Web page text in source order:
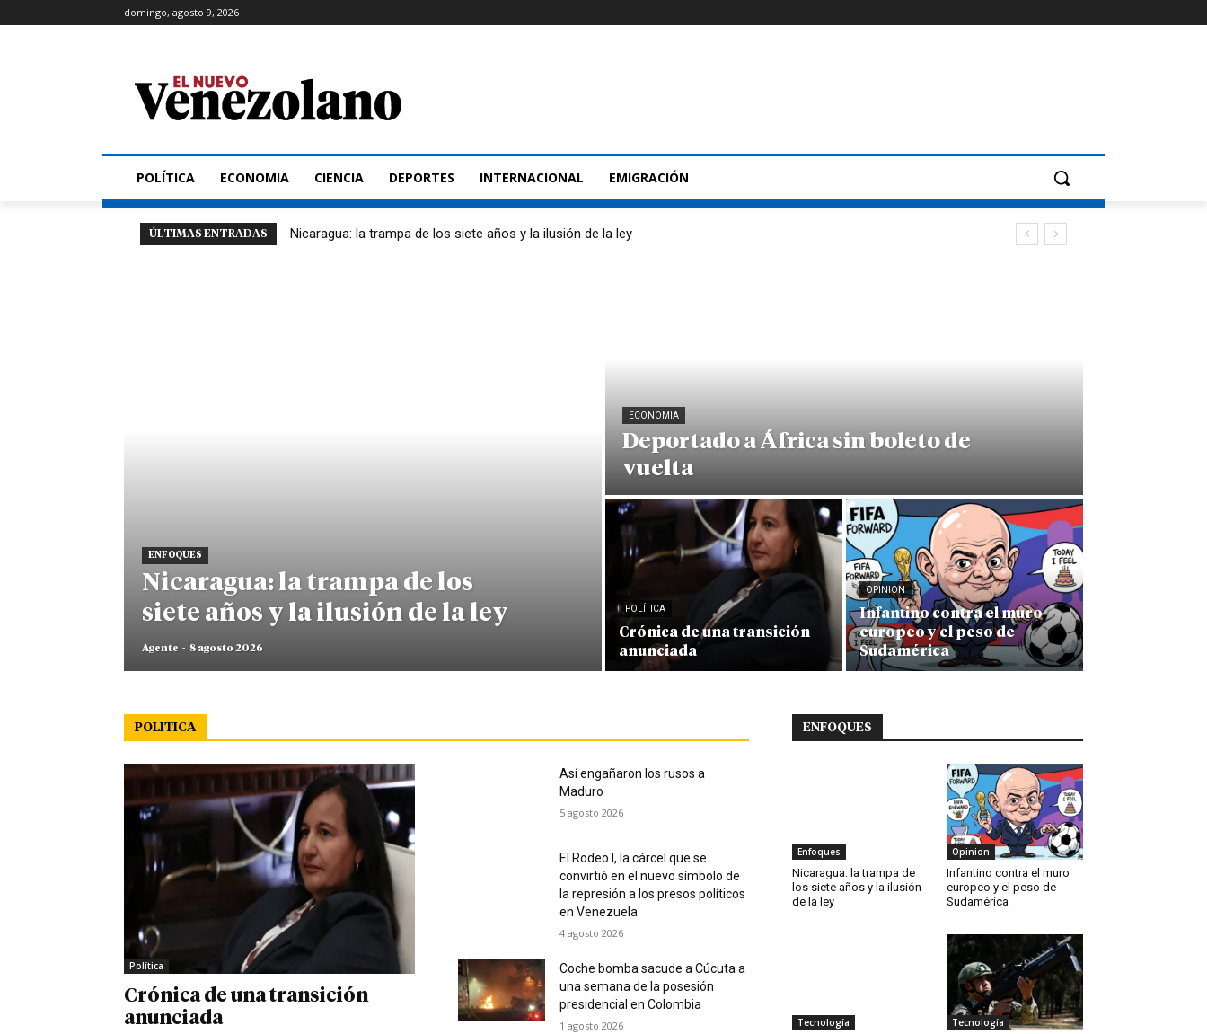
domingo, agosto 9, 2026
POLÍTICA ECONOMIA CIENCIA DEPORTES INTERNACIONAL EMIGRACIÓN
ÚLTIMAS ENTRADAS Nicaragua: la trampa de los siete años y la ilusión de la ley
ENFOQUES
Nicaragua: la trampa de los
siete años y la ilusión de la ley
Agente - 8 agosto 2026
ECONOMIA
Deportado a África sin boleto de
vuelta
POLÍTICA
Crónica de una transición
anunciada
OPINION
Infantino contra el muro
europeo y el peso de
Sudamérica
POLITICA
Política
Crónica de una transición
anunciada
Así engañaron los rusos a
Maduro
5 agosto 2026
El Rodeo I, la cárcel que se
convirtió en el nuevo símbolo de
la represión a los presos políticos
en Venezuela
4 agosto 2026
Coche bomba sacude a Cúcuta a
una semana de la posesión
presidencial en Colombia
1 agosto 2026
ENFOQUES
Enfoques
Nicaragua: la trampa de
los siete años y la ilusión
de la ley
Opinion
Infantino contra el muro
europeo y el peso de
Sudamérica
Tecnología Tecnología